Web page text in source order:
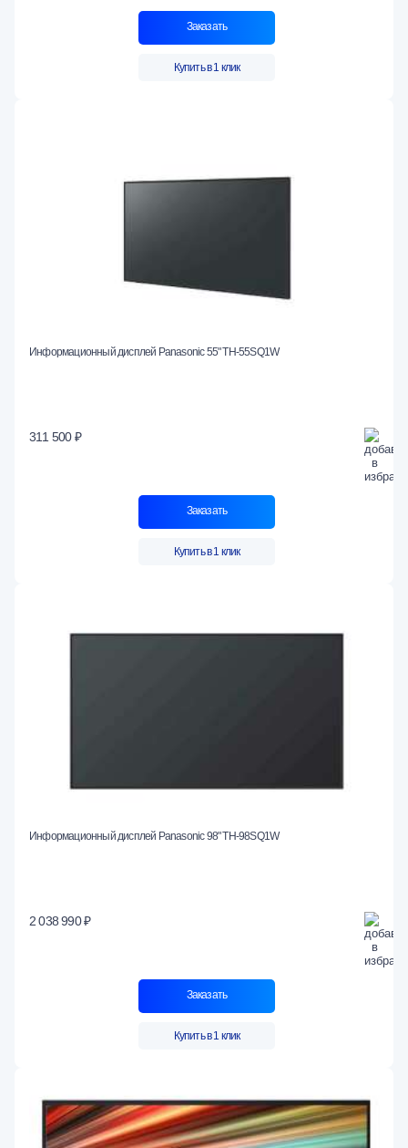
Заказать
Купить в 1 клик
Информационный дисплей Panasonic 55" TH-55SQ1W
311 500 ₽
Заказать
Купить в 1 клик
Информационный дисплей Panasonic 98" TH-98SQ1W
2 038 990 ₽
Заказать
Купить в 1 клик